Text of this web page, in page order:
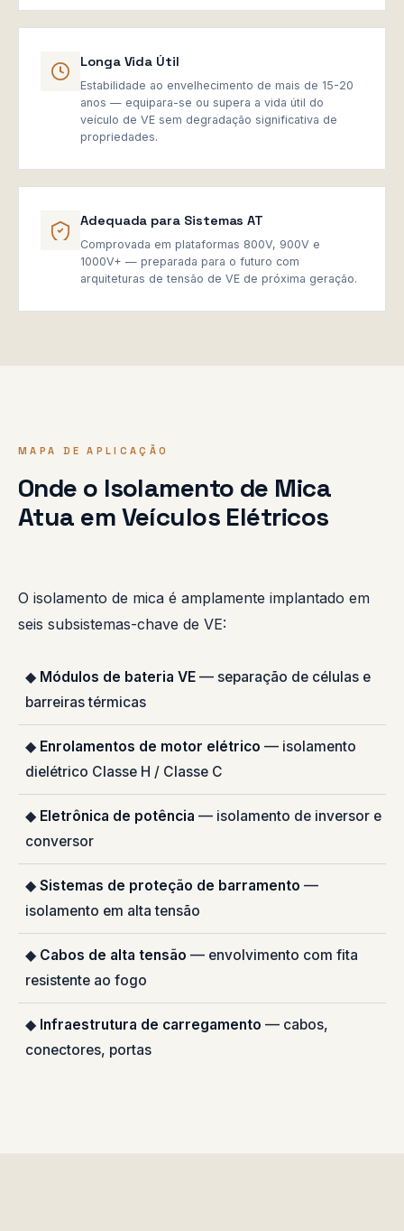
Longa Vida Útil
Estabilidade ao envelhecimento de mais de 15-20
anos — equipara-se ou supera a vida útil do
veículo de VE sem degradação significativa de
propriedades.
Adequada para Sistemas AT
Comprovada em plataformas 800V, 900V e
1000V+ — preparada para o futuro com
arquiteturas de tensão de VE de próxima geração.
MAPA DE APLICAÇÃO
Onde o Isolamento de Mica
Atua em Veículos Elétricos
O isolamento de mica é amplamente implantado em
seis subsistemas-chave de VE:
◆ Módulos de bateria VE — separação de células e
barreiras térmicas
◆ Enrolamentos de motor elétrico — isolamento
dielétrico Classe H / Classe C
◆ Eletrônica de potência — isolamento de inversor e
conversor
◆ Sistemas de proteção de barramento —
isolamento em alta tensão
◆ Cabos de alta tensão — envolvimento com fita
resistente ao fogo
◆ Infraestrutura de carregamento — cabos,
conectores, portas